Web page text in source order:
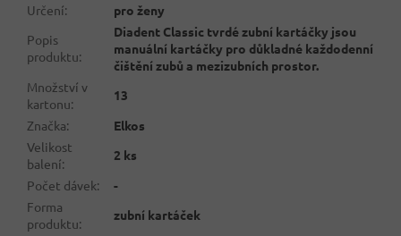
Určení:
pro ženy
Popis
produktu:
Diadent Classic tvrdé zubní kartáčky jsou
manuální kartáčky pro důkladné každodenní
čištění zubů a mezizubních prostor.
Množství v
kartonu:
13
Značka:
Elkos
Velikost
balení:
2 ks
Počet dávek:
-
Forma
produktu:
zubní kartáček